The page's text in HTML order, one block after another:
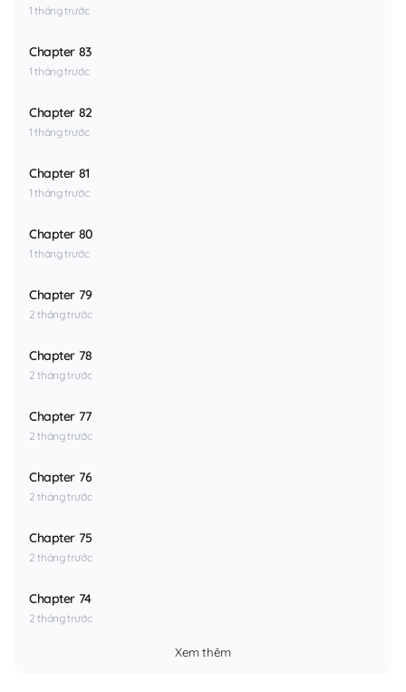
1 tháng trước
Chapter 83
1 tháng trước
Chapter 82
1 tháng trước
Chapter 81
1 tháng trước
Chapter 80
1 tháng trước
Chapter 79
2 tháng trước
Chapter 78
2 tháng trước
Chapter 77
2 tháng trước
Chapter 76
2 tháng trước
Chapter 75
2 tháng trước
Chapter 74
2 tháng trước
Xem thêm